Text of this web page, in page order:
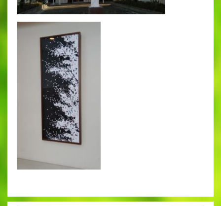
学校スポット
特待生・学費減免制度